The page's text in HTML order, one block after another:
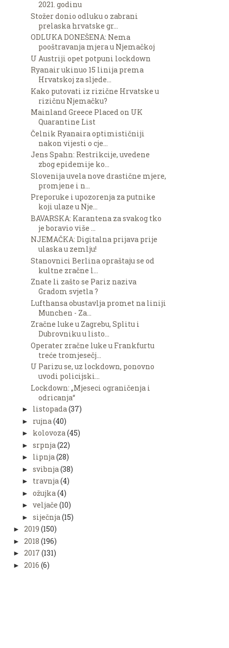
2021. godinu
Stožer donio odluku o zabrani
prelaska hrvatske gr...
ODLUKA DONEŠENA: Nema
pooštravanja mjera u Njemačkoj
U Austriji opet potpuni lockdown
Ryanair ukinuo 15 linija prema
Hrvatskoj za sljede...
Kako putovati iz rizične Hrvatske u
rizičnu Njemačku?
Mainland Greece Placed on UK
Quarantine List
Čelnik Ryanaira optimističniji
nakon vijesti o cje...
Jens Spahn: Restrikcije, uvedene
zbog epidemije ko...
Slovenija uvela nove drastične mjere,
promjene i n...
Preporuke i upozorenja za putnike
koji ulaze u Nje...
BAVARSKA: Karantena za svakog tko
je boravio više ...
NJEMAČKA: Digitalna prijava prije
ulaska u zemlju!
Stanovnici Berlina opraštaju se od
kultne zračne l...
Znate li zašto se Pariz naziva
Gradom svjetla ?
Lufthansa obustavlja promet na liniji
Munchen - Za...
Zračne luke u Zagrebu, Splitu i
Dubrovniku u listo...
Operater zračne luke u Frankfurtu
treće tromjesečj...
U Parizu se, uz lockdown, ponovno
uvodi policijski...
Lockdown: „Mjeseci ograničenja i
odricanja“
► listopada(37)
► rujna (40)
► kolovoza(45)
► srpnja (22)
► lipnja(28)
► svibnja (38)
► travnja(4)
► ožujka (4)
► veljače (10)
► siječnja (15)
► 2019 (150)
► 2018 (196)
► 2017 (131)
► 2016 (6)